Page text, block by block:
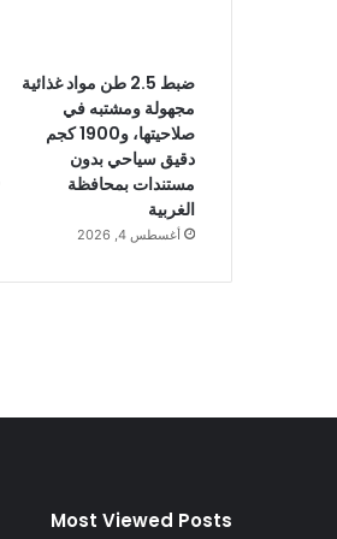
ضبط 2.5 طن مواد غذائية
مجهولة ومشتبه في
صلاحيتها، و1900 كجم
دقيق سياحي بدون
مستندات بمحافظة
الغربية
أغسطس 4, 2026
Most Viewed Posts